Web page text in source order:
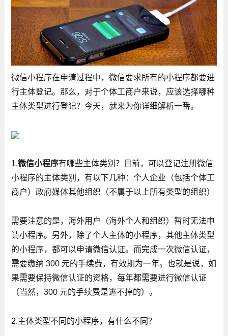
微信小程序在申请过程中，微信要求所有的小程序都要进
行主体登记。那么，对于个体工商户来说，应该选择哪种
主体类型进行登记？今天，就来为你详细解析一番。
1.微信小程序有哪些主体类别？目前，可以登记注册微信
小程序的主体类别，有以下几种：个人企业（包括个体工
商户）政府媒体其他组织（不属于以上所有类型的组织）
需要注意的是，海外用户（海外个人和组织）暂时无法申
请小程序。另外，除了个人主体的小程序，其他主体类型
的小程序，都可以申请微信认证。而完成一次微信认证，
需要缴纳 300 元的手续费，有效期为一年。也就是说，如
果需要保持微信认证的资格，每年都需要进行微信认证
（当然，300 元的手续费是逃不掉的）。
2.主体类型不同的小程序，有什么不同？